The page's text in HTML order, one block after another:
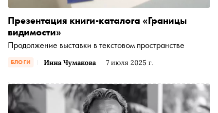
БЛОГИ Инна Чумакова 7 июля 2025 г.
Презентация книги-каталога «Границы
видимости»
Продолжение выставки в текстовом пространстве